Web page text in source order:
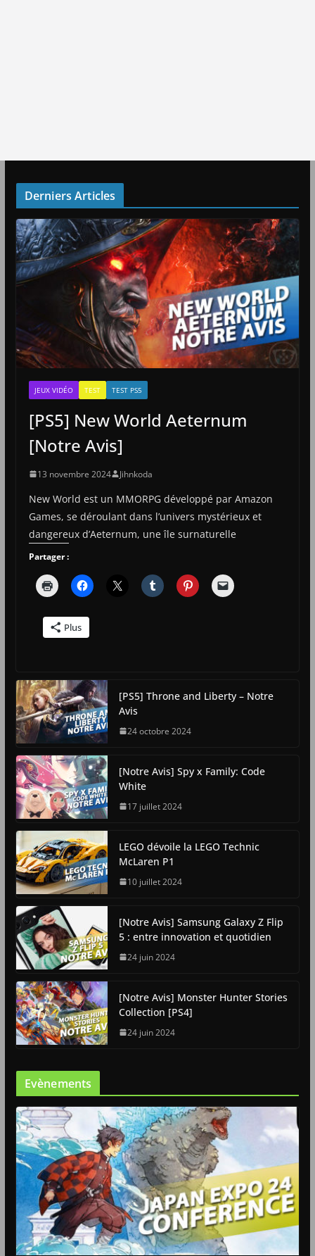
Derniers Articles
JEUX VIDÉO TEST TEST PS5
[PS5] New World Aeternum
[Notre Avis]
13 novembre 2024 Jihnkoda
New World est un MMORPG développé par Amazon
Games, se déroulant dans l’univers mystérieux et
dangereux d’Aeternum, une île surnaturelle
Partager :
Plus
[PS5] Throne and Liberty – Notre
Avis
24 octobre 2024
[Notre Avis] Spy x Family: Code
White
17 juillet 2024
LEGO dévoile la LEGO Technic
McLaren P1
10 juillet 2024
[Notre Avis] Samsung Galaxy Z Flip
5 : entre innovation et quotidien
24 juin 2024
[Notre Avis] Monster Hunter Stories
Collection [PS4]
24 juin 2024
Evènements